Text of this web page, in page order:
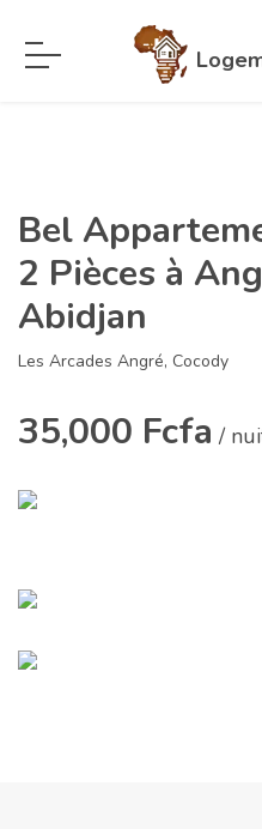
Bel
2 Pièces à
Abidjan
Les Arcades Angré, Cocody
35,000 Fcfa /